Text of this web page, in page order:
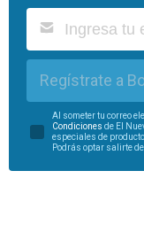
Regístrate a
Al someter tu correo
Condiciones de El
especiales de
Podrás optar salirte